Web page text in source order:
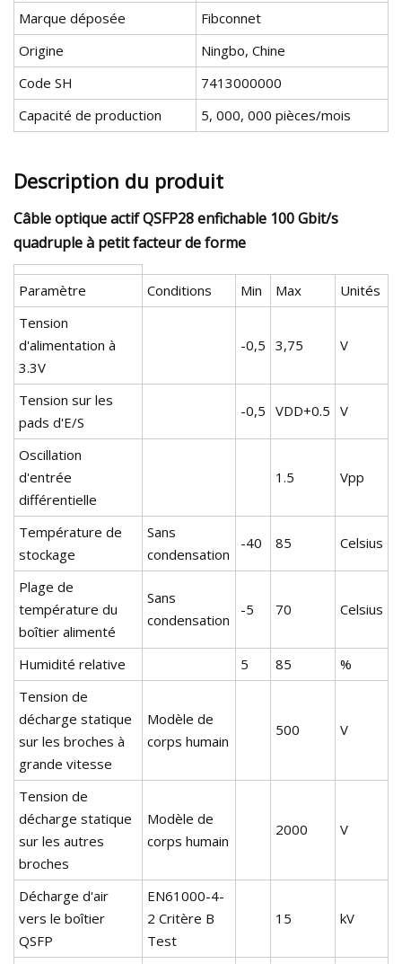
Marque déposée
Fibconnet
Origine
Ningbo, Chine
Code SH
7413000000
Capacité de production
5, 000, 000 pièces/mois
Description du produit
Câble optique actif QSFP28 enfichable 100 Gbit/s
quadruple à petit facteur de forme
Paramètre Conditions Min Max
Unités
Tension
d'alimentation à
3.3V
-0,5 3,75 V
Tension sur les
pads d'E/S
-0,5 VDD+0.5 V
Oscillation
d'entrée
différentielle
1.5 Vpp
Température de
stockage
Sans
condensation
-40 85 Celsius
Plage de
température du
boîtier alimenté
Sans
condensation
-5 70 Celsius
Humidité relative 5 85
%
Tension de
décharge statique
sur les broches à
grande vitesse
Modèle de
corps humain
500 V
Tension de
décharge statique
sur les autres
broches
Modèle de
corps humain
2000 V
Décharge d'air
vers le boîtier
QSFP
EN61000-4-
2 Critère B
Test
15 kV